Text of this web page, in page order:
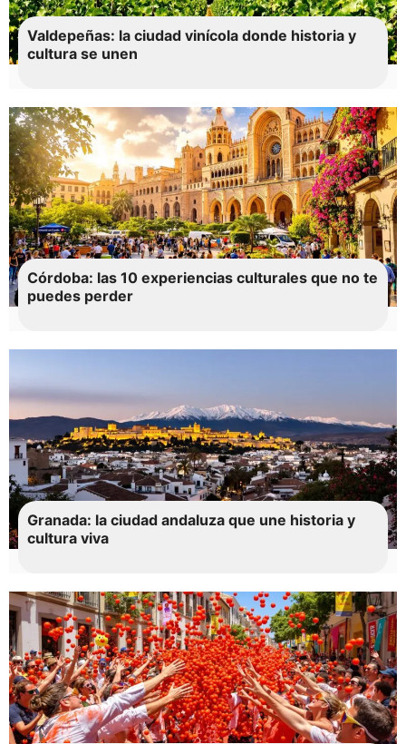
Valdepeñas: la ciudad vinícola donde historia y
cultura se unen
Córdoba: las 10 experiencias culturales que no te
puedes perder
Granada: la ciudad andaluza que une historia y
cultura viva